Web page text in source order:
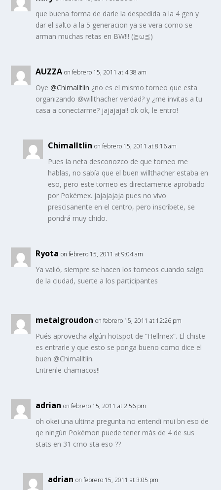
que buena forma de darle la despedida a la 4 gen y
dar el salto a la 5 generacion ya se vera como se
arman muchas retas en BW!!! (≧ω≦)
AUZZA on febrero 15, 2011 at 4:38 am
Oye@Chimalltlin ¿no es el mismo torneo que esta
organizando @willthacher verdad? y ¿me invitas a tu
casa a conectarme? jajajaja!! ok ok, le entro!
Chimalltlin on febrero 15, 2011 at 8:16 am
Pues la neta desconozco de que torneo me
hablas, no sabía que el buen willthacher estaba en
eso, pero este torneo es directamente aprobado
por Pokémex. jajajajaja pues no vivo
prescisanente en el centro, pero inscríbete, se
pondrá muy chido.
Ryota on febrero 15, 2011 at 9:04 am
Ya valió, siempre se hacen los torneos cuando salgo
de la ciudad, suerte a los participantes
metalgroudon on febrero 15, 2011 at 12:26 pm
Pués aprovecha algún hotspot de “Hellmex”. El chiste
es entrarle y que esto se ponga bueno como dice el
buen @Chimalltlin.
Entrenle chamacos!!
adrian on febrero 15, 2011 at 2:56 pm
oh okei una ultima pregunta no entendi mui bn eso de
qe ningún Pokémon puede tener más de 4 de sus
stats en 31 cmo sta eso ??
adrian on febrero 15, 2011 at 3:05 pm